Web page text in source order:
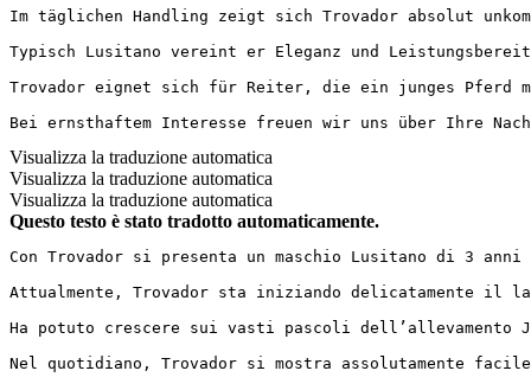
Im täglichen Handling zeigt sich Trovador absolut
Typisch Lusitano vereint er Eleganz und
Trovador eignet sich für Reiter, die ein junges Pferd
Bei ernsthaftem Interesse freuen wir uns über Ihre
Visualizza la traduzione automatica
Visualizza la traduzione automatica
Visualizza la traduzione automatica
Questo testo è stato tradotto automaticamente.
Con Trovador si presenta un maschio Lusitano di 3
Attualmente, Trovador sta iniziando delicatamente il
Ha potuto crescere sui vasti pascoli
Nel quotidiano, Trovador si mostra assolutamente